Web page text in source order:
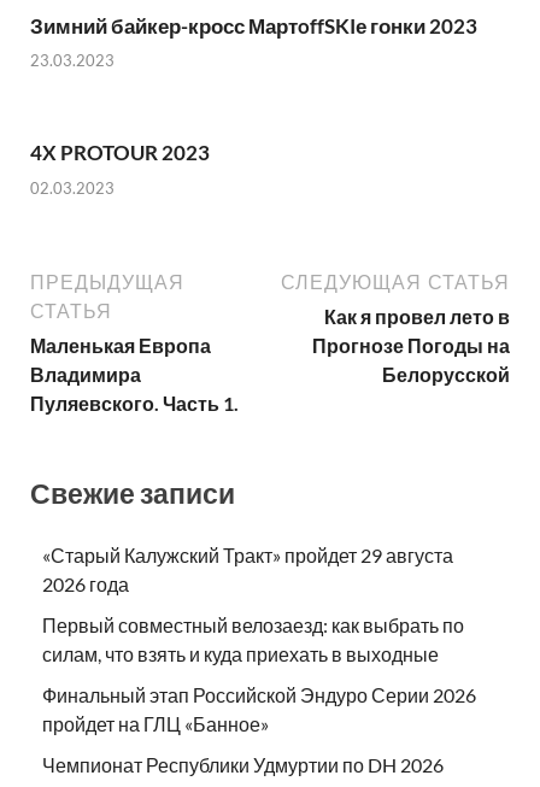
Зимний байкер-кросс МартoffSKIе гонки 2023
23.03.2023
4X PROTOUR 2023
02.03.2023
ПРЕДЫДУЩАЯ
СТАТЬЯ
Маленькая Европа
Владимира
Пуляевского. Часть 1.
СЛЕДУЮЩАЯ СТАТЬЯ
Как я провел лето в
Прогнозе Погоды на
Белорусской
Свежие записи
«Старый Калужский Тракт» пройдет 29 августа
2026 года
Первый совместный велозаезд: как выбрать по
силам, что взять и куда приехать в выходные
Финальный этап Российской Эндуро Серии 2026
пройдет на ГЛЦ «Банное»
Чемпионат Республики Удмуртии по DH 2026